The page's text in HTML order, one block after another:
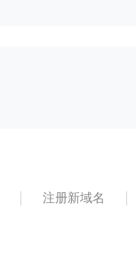
注册新域名